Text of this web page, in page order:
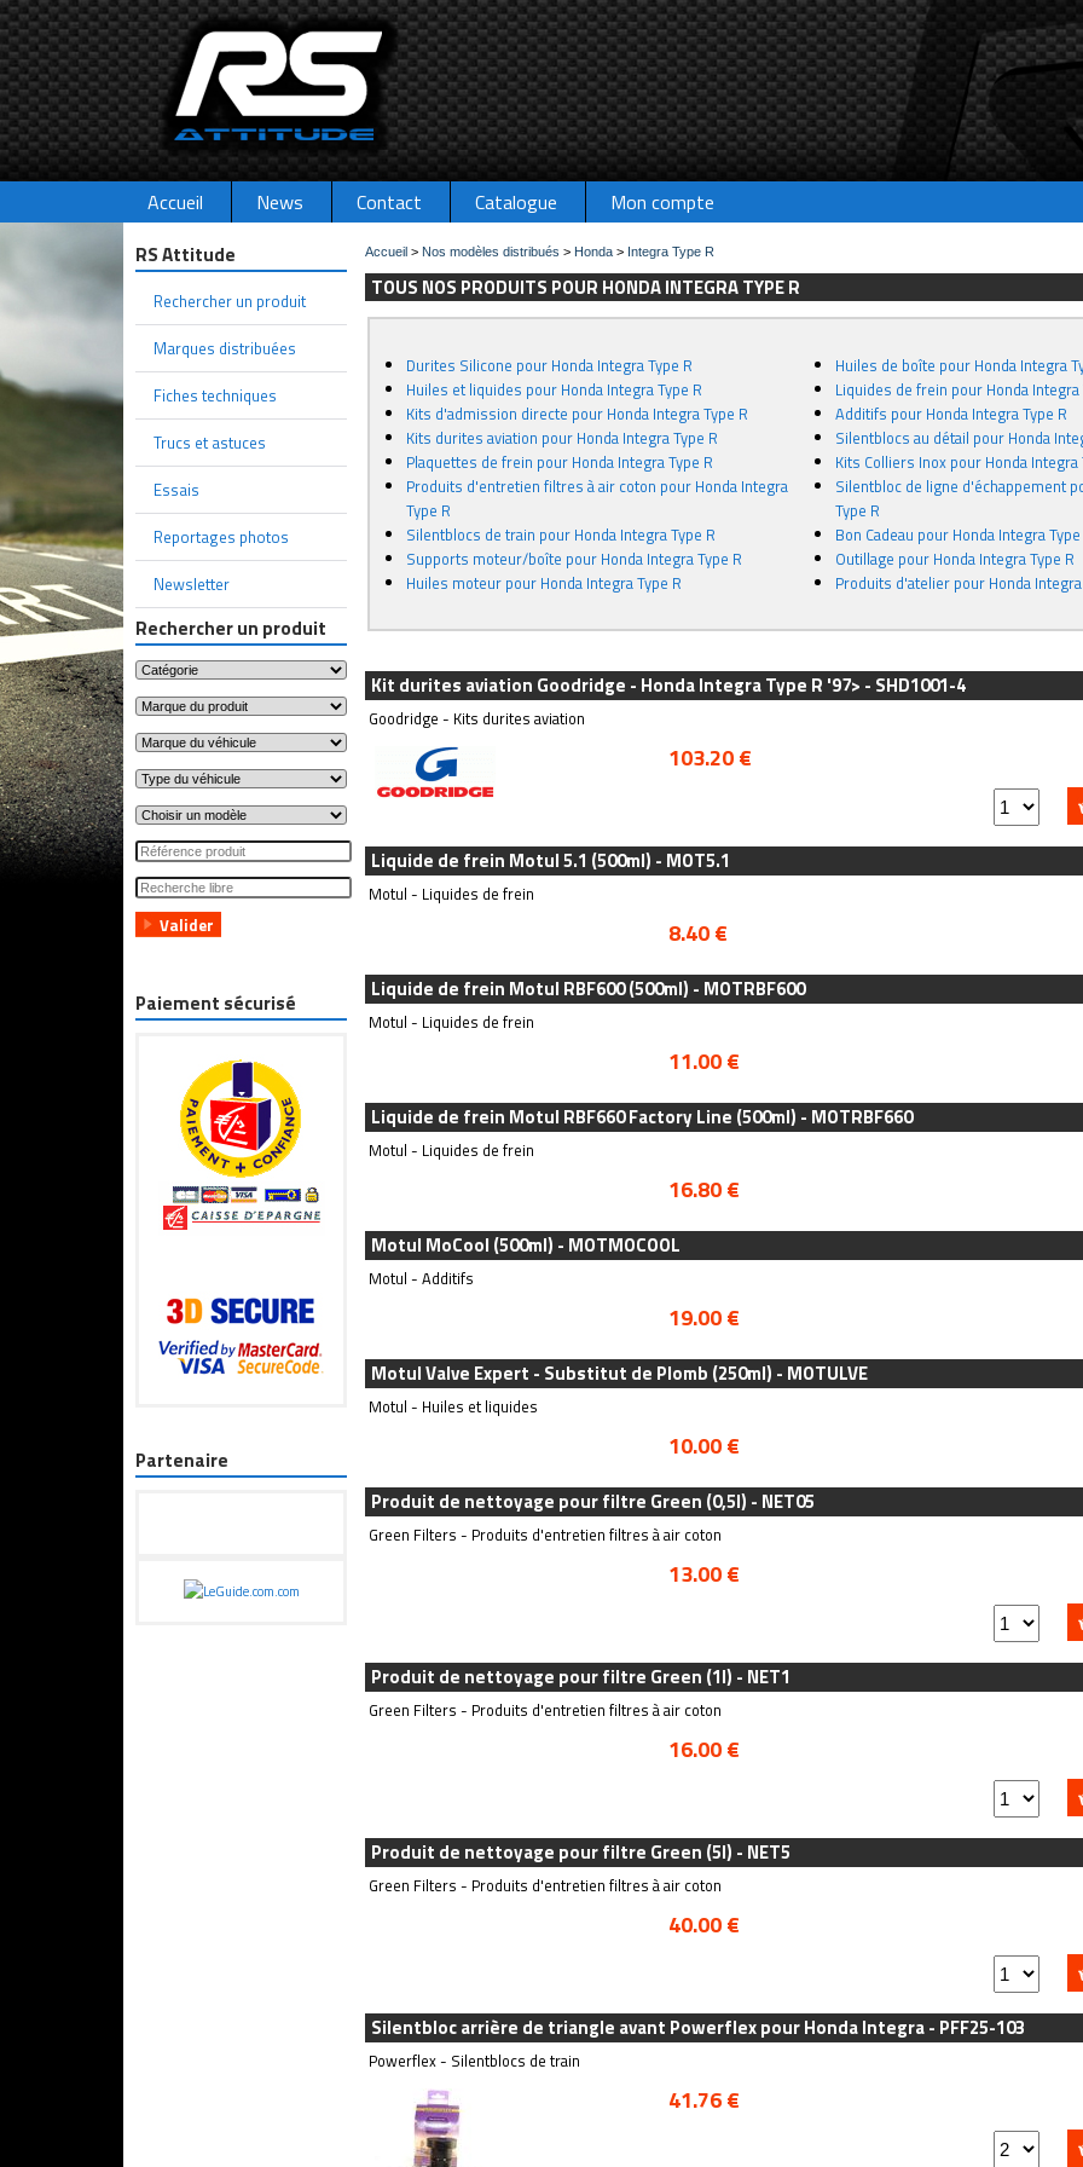
Accueil News Contact Catalogue Mon compte
RS Attitude
Rechercher un produit
Marques distribuées
Fiches techniques
Trucs et astuces
Essais
Reportages photos
Newsletter
Rechercher un produit
Paiement sécurisé
Partenaire
Accueil > Nos modèles distribués > Honda > Integra Type R
TOUS NOS PRODUITS POUR HONDA INTEGRA TYPE R
Durites Silicone pour Honda Integra Type R
Huiles et liquides pour Honda Integra Type R
Kits d'admission directe pour Honda Integra Type R
Kits durites aviation pour Honda Integra Type R
Plaquettes de frein pour Honda Integra Type R
Produits d'entretien filtres à air coton pour Honda Integra
Type R
Silentblocs de train pour Honda Integra Type R
Supports moteur/boîte pour Honda Integra Type R
Huiles moteur pour Honda Integra Type R
Huiles de boîte pour Honda Integra
Liquides de frein pour Honda Integra
Additifs pour Honda Integra Type R
Silentblocs au détail pour Honda
Kits Colliers Inox pour Honda Integra
Silentbloc de ligne d'échappement
Type R
Bon Cadeau pour Honda Integra Type
Outillage pour Honda Integra Type R
Produits d'atelier pour Honda Integra
Kit durites aviation Goodridge - Honda Integra Type R '97> - SHD1001-4
Goodridge - Kits durites aviation
103.20 €
Liquide de frein Motul 5.1 (500ml) - MOT5.1
Motul - Liquides de frein
8.40 €
Liquide de frein Motul RBF600 (500ml) - MOTRBF600
Motul - Liquides de frein
11.00 €
Liquide de frein Motul RBF660 Factory Line (500ml) - MOTRBF660
Motul - Liquides de frein
16.80 €
Motul MoCool (500ml) - MOTMOCOOL
Motul - Additifs
19.00 €
Motul Valve Expert - Substitut de Plomb (250ml) - MOTULVE
Motul - Huiles et liquides
10.00 €
Produit de nettoyage pour filtre Green (0,5l) - NET05
Green Filters - Produits d'entretien filtres à air coton
13.00 €
Produit de nettoyage pour filtre Green (1l) - NET1
Green Filters - Produits d'entretien filtres à air coton
16.00 €
Produit de nettoyage pour filtre Green (5l) - NET5
Green Filters - Produits d'entretien filtres à air coton
40.00 €
Silentbloc arrière de triangle avant Powerflex pour Honda Integra - PFF25-103
Powerflex - Silentblocs de train
41.76 €